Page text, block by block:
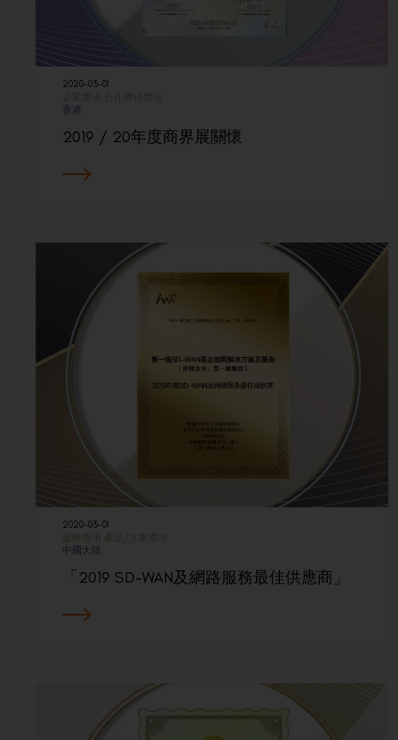
2020-03-01
企業獎項 合作夥伴獎項
香港
2019 / 20年度商界展關懷
2020-03-01
服務獎項
產品/方案獎項
中國大陸
「2019 SD-WAN及網路服務最佳供應商」